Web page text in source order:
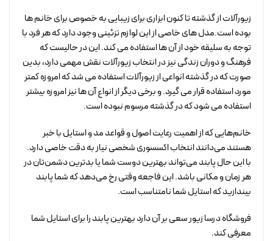
زیورآلات از گذشته تا کنون ابزاری برای زیبایی به خصوص برای خانم ها
بوده است.مدل های خاصی از این لوازم تزئینی وجود دارد که هر فرد با
توجه به سلیقه خود از آن ها استفاده می کند. این در حالیست که
فرهنگ و دوران زندگی نیز در انتخاب زیورآلات نقش مهمی دارد، بدین
صورت که در گذشته انواعی از زیورآلات استفاده می شد که امروزه کمتر
مورد استفاده قرار می گیرد. و برخی دیگر از انواع آن ها نیز امروزه بیشتر
استفاده می شود که در گذشته مرسوم نبوده است.
خانم‌هایی که از اهمیت رعایت اصول و قواعد مد و استایل با خبر
هستند می‌دانند انتخاب اکسسوری شخصی نیاز به دقت خاصی دارد.
با این حال پابند می‌تواند بهترین دوست شما یا بدترین دشمن‌تان در
هر زمان و مکانی باشد. این فاجعه وقتی رخ می‌دهد که شما پابند
بیندازید که استایل شما نامتناسب است.
فروشگاه درسا زیور سعی بر آن دارد بهترین پابند را برای استایل شما
معرفی کند.